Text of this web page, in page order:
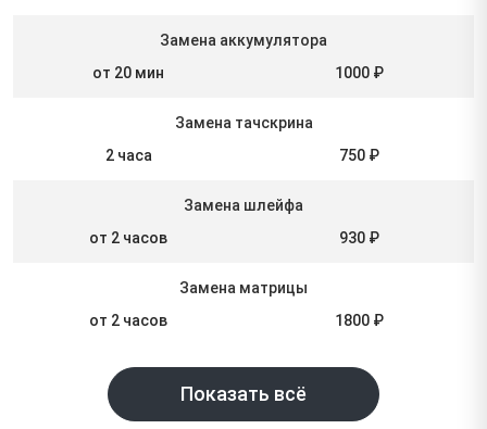
Замена аккумулятора
от 20 мин
1000 ₽
Замена тачскрина
2 часа
750 ₽
Замена шлейфа
от 2 часов
930 ₽
Замена матрицы
от 2 часов
1800 ₽
Показать всё